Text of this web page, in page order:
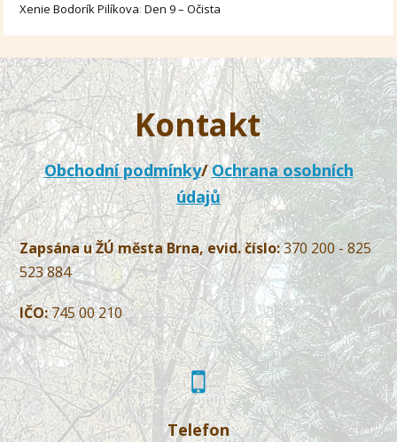
Xenie Bodorík Pilíkova:Den 9 – Očista
Kontakt
Obchodní podmínky/Ochrana osobních
údajů
Zapsána u ŽÚ města Brna, evid. číslo:370 200 - 825
523 884
IČO:745 00 210
Telefon